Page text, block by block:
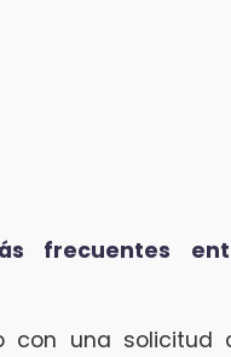
frecuentes
con una solicitud